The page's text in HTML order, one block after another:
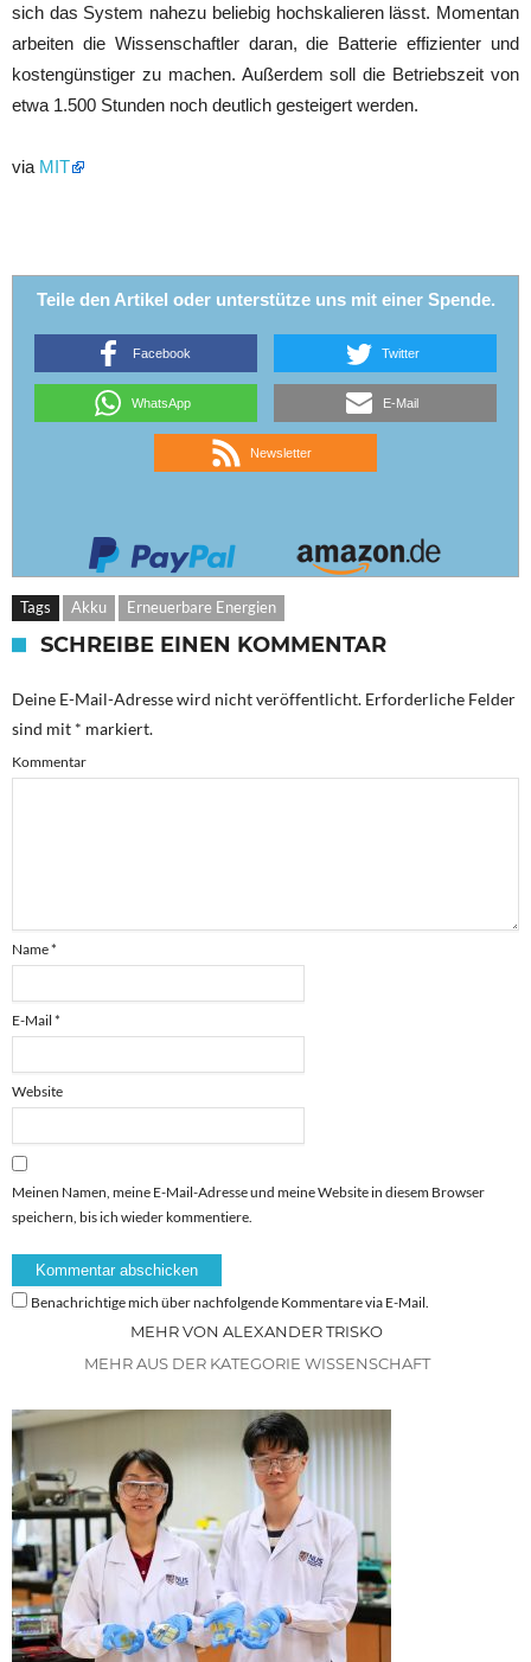
sich das System nahezu beliebig hochskalieren lässt. Momentan
arbeiten die Wissenschaftler daran, die Batterie effizienter und
kostengünstiger zu machen. Außerdem soll die Betriebszeit von
etwa 1.500 Stunden noch deutlich gesteigert werden.
via MIT
Teile den Artikel oder unterstütze uns mit einer Spende.
Facebook Twitter
WhatsApp E-Mail
Newsletter
Tags Akku Erneuerbare Energien
SCHREIBE EINEN KOMMENTAR
Deine E-Mail-Adresse wird nicht veröffentlicht. Erforderliche Felder
sind mit * markiert.
Kommentar
Name*
E-Mail *
Website
Meinen Namen, meine E-Mail-Adresse und meine Website in diesem Browser
speichern, bis ich wieder kommentiere.
Benachrichtige mich über nachfolgende Kommentare via E-Mail.
MEHR VON ALEXANDER TRISKO
MEHR AUS DER KATEGORIE WISSENSCHAFT